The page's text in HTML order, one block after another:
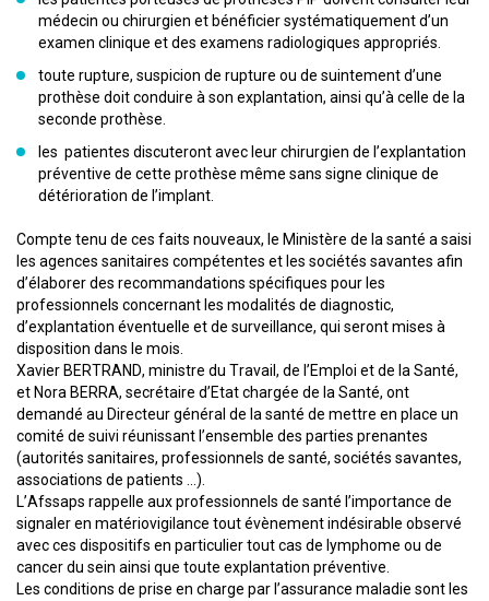
médecin ou chirurgien et bénéficier systématiquement d’un
examen clinique et des examens radiologiques appropriés.
toute rupture, suspicion de rupture ou de suintement d’une
prothèse doit conduire à son explantation, ainsi qu’à celle de la
seconde prothèse.
les patientes discuteront avec leur chirurgien de l’explantation
préventive de cette prothèse même sans signe clinique de
détérioration de l’implant.
Compte tenu de ces faits nouveaux, le Ministère de la santé a saisi
les agences sanitaires compétentes et les sociétés savantes afin
d’élaborer des recommandations spécifiques pour les
professionnels concernant les modalités de diagnostic,
d’explantation éventuelle et de surveillance, qui seront mises à
disposition dans le mois.
Xavier BERTRAND, ministre du Travail, de l’Emploi et de la Santé,
et Nora BERRA, secrétaire d’Etat chargée de la Santé, ont
demandé au Directeur général de la santé de mettre en place un
comité de suivi réunissant l’ensemble des parties prenantes
(autorités sanitaires, professionnels de santé, sociétés savantes,
associations de patients …).
L’Afssaps rappelle aux professionnels de santé l’importance de
signaler en matériovigilance tout évènement indésirable observé
avec ces dispositifs en particulier tout cas de lymphome ou de
cancer du sein ainsi que toute explantation préventive.
Les conditions de prise en charge par l’assurance maladie sont les